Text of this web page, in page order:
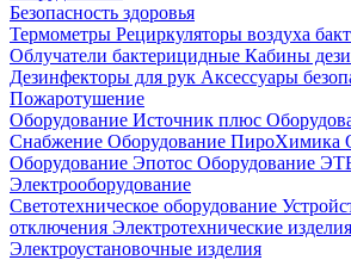
Безопасность здоровья
Термометры Рециркуляторы воздуха
Облучатели бактерицидные Кабины
Дезинфекторы для рук Аксессуары
Пожаротушение
Оборудование Источник плюс
Снабжение Оборудование ПироХимика
Оборудование Эпотос Оборудование
Электрооборудование
Светотехническое оборудование
отключения Электротехнические изделия
Электроустановочные изделия